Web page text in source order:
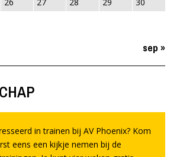
sep »
in trainen bij AV Phoenix? Kom
eens een kijkje nemen bij de